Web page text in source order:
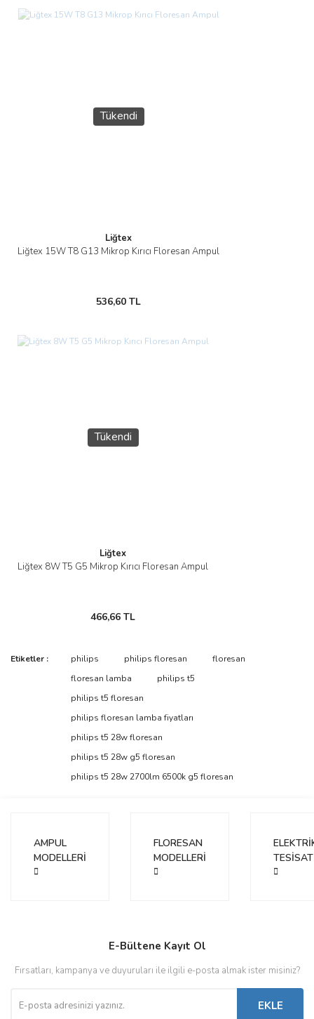
Tükendi
Liğtex
Liğtex 15W T8 G13 Mikrop Kırıcı Floresan Ampul
536,60 TL
Tükendi
Liğtex
Liğtex 8W T5 G5 Mikrop Kırıcı Floresan Ampul
466,66 TL
Etiketler : philips philips floresan
floresan
floresan lamba
philips t5
philips t5 floresan
philips floresan lamba fiyatları
philips t5 28w floresan
philips t5 28w g5 floresan
philips t5 28w 2700lm 6500k g5 floresan
AMPUL
MODELLERİ
FLORESAN
MODELLERİ
TESİSAT
E-Bültene Kayıt Ol
Fırsatları, kampanya ve duyuruları ile ilgili e-posta almak ister misiniz?
EKLE